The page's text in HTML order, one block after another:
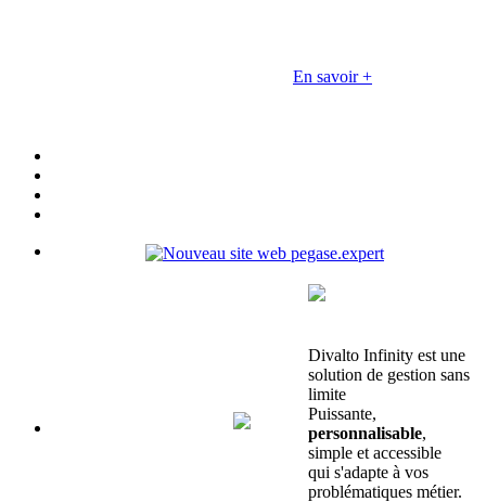
En savoir +
Divalto Infinity est une
solution de gestion sans
limite
Puissante,
personnalisable,
simple et accessible
qui s'adapte à vos
problématiques métier.